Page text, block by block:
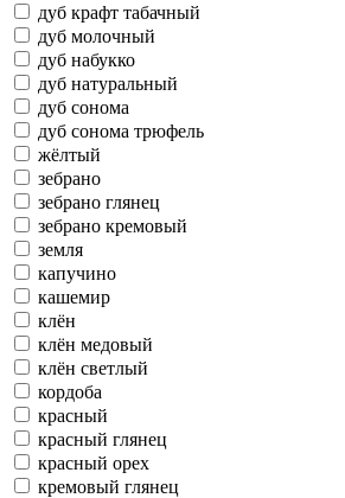
дуб крафт табачный
дуб молочный
дуб набукко
дуб натуральный
дуб сонома
дуб сонома трюфель
жёлтый
зебрано
зебрано глянец
зебрано кремовый
земля
капучино
кашемир
клён
клён медовый
клён светлый
кордоба
красный
красный глянец
красный орех
кремовый глянец